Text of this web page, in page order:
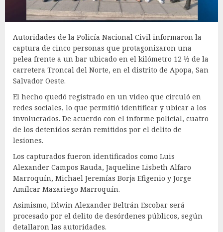
Autoridades de la Policía Nacional Civil informaron la
captura de cinco personas que protagonizaron una
pelea frente a un bar ubicado en el kilómetro 12 ½ de la
carretera Troncal del Norte, en el distrito de Apopa, San
Salvador Oeste.
El hecho quedó registrado en un video que circuló en
redes sociales, lo que permitió identificar y ubicar a los
involucrados. De acuerdo con el informe policial, cuatro
de los detenidos serán remitidos por el delito de
lesiones.
Los capturados fueron identificados como Luis
Alexander Campos Rauda, Jaqueline Lisbeth Alfaro
Marroquín, Michael Jeremías Borja Efigenio y Jorge
Amílcar Mazariego Marroquín.
Asimismo, Edwin Alexander Beltrán Escobar será
procesado por el delito de desórdenes públicos, según
detallaron las autoridades.